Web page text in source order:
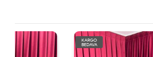
KARGO
BEDAVA